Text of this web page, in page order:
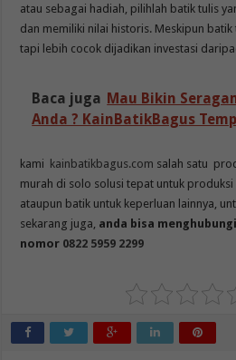
atau sebagai hadiah, pilihlah batik tulis
dan memiliki nilai historis. Meskipun batik
tapi lebih cocok dijadikan investasi
Baca juga Mau Bikin
Anda ? KainBatikBagus
kami kainbatikbagus.com salah satu
murah di solo solusi tepat untuk
ataupun batik untuk keperluan lainnya,
sekarang juga, anda bisa
nomor 0822 5959 2299